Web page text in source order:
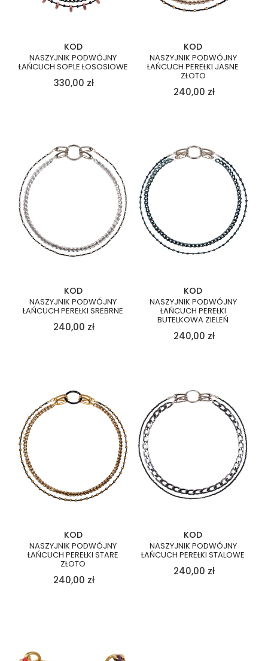
KOD
NASZYJNIK PODWÓJNY
ŁAŃCUCH SOPLE ŁOSOSIOWE
330,00 zł
KOD
NASZYJNIK PODWÓJNY
ŁAŃCUCH PEREŁKI JASNE
ZŁOTO
240,00 zł
KOD
NASZYJNIK PODWÓJNY
ŁAŃCUCH PEREŁKI SREBRNE
240,00 zł
KOD
NASZYJNIK PODWÓJNY
ŁAŃCUCH PEREŁKI
BUTELKOWA ZIELEŃ
240,00 zł
KOD
NASZYJNIK PODWÓJNY
ŁAŃCUCH PEREŁKI STARE
ZŁOTO
240,00 zł
KOD
NASZYJNIK PODWÓJNY
ŁAŃCUCH PEREŁKI STALOWE
240,00 zł